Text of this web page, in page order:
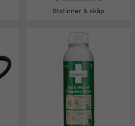
Stationer & skåp